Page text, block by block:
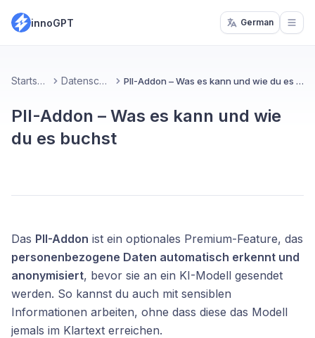
innoGPT German
Startseite Datenschutz PII-Addon – Was es kann und wie du es buchst
PII-Addon – Was es kann und wie
du es buchst
Das PII-Addon ist ein optionales Premium-Feature, das
personenbezogene Daten automatisch erkennt und
anonymisiert, bevor sie an ein KI-Modell gesendet
werden. So kannst du auch mit sensiblen
Informationen arbeiten, ohne dass diese das Modell
jemals im Klartext erreichen.